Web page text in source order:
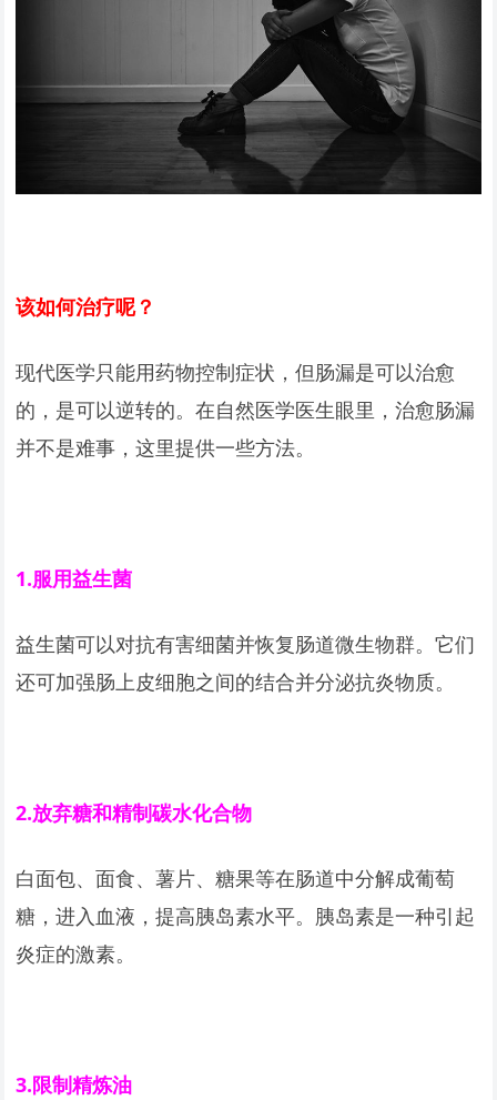
该如何治疗呢？
现代医学只能用药物控制症状，但肠漏是可以治愈
的，是可以逆转的。在自然医学医生眼里，治愈肠漏
并不是难事，这里提供一些方法。
1.服用益生菌
益生菌可以对抗有害细菌并恢复肠道微生物群。它们
还可加强肠上皮细胞之间的结合并分泌抗炎物质。
2.放弃糖和精制碳水化合物
白面包、面食、薯片、糖果等在肠道中分解成葡萄
糖，进入血液，提高胰岛素水平。胰岛素是一种引起
炎症的激素。
3.限制精炼油